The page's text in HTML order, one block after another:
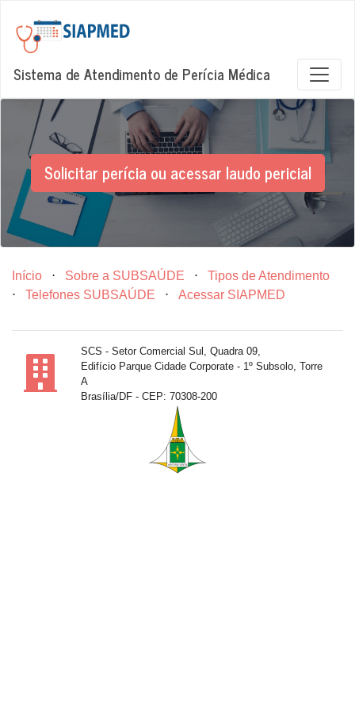
Sistema de Atendimento de Perícia Médica
Solicitar perícia ou acessar laudo pericial
Início ⋅ Sobre a SUBSAÚDE ⋅
Tipos de Atendimento
⋅
Telefones SUBSAÚDE ⋅ Acessar SIAPMED
SCS - Setor Comercial Sul, Quadra 09,
Edifício Parque Cidade Corporate - 1º Subsolo, Torre
A
Brasília/DF - CEP: 70308-200